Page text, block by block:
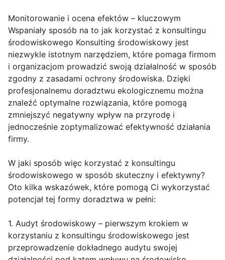
Monitorowanie i ocena efektów – kluczowym
Wspaniały sposób na to jak korzystać z konsultingu
środowiskowego Konsulting środowiskowy jest
niezwykle istotnym narzędziem, które pomaga firmom
i organizacjom prowadzić swoją działalność w sposób
zgodny z zasadami ochrony środowiska. Dzięki
profesjonalnemu doradztwu ekologicznemu można
znaleźć optymalne rozwiązania, które pomogą
zmniejszyć negatywny wpływ na przyrodę i
jednocześnie zoptymalizować efektywność działania
firmy.
W jaki sposób więc korzystać z konsultingu
środowiskowego w sposób skuteczny i efektywny?
Oto kilka wskazówek, które pomogą Ci wykorzystać
potencjał tej formy doradztwa w pełni:
1. Audyt środowiskowy – pierwszym krokiem w
korzystaniu z konsultingu środowiskowego jest
przeprowadzenie dokładnego audytu swojej